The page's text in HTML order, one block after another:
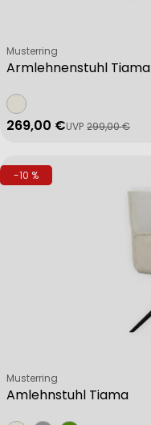
Armlehnenstuhl Tiama
Verkäufer:
Musterring
Verkaufspreis
269,00 €
Regulärer Preis
UVP 299,00 €
-10 %
Amlehnstuhl Tiama
Verkäufer:
Musterring